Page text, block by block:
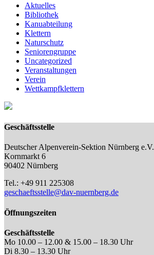
Aktuelles
Bibliothek
Kanuabteilung
Klettern
Naturschutz
Seniorengruppe
Uncategorized
Veranstaltungen
Verein
Wettkampfklettern
Geschäftsstelle
Deutscher Alpenverein-Sektion Nürnberg e.V.
Kornmarkt 6
90402 Nürnberg
Tel.: +49 911 225308
geschaeftsstelle@dav-nuernberg.de
Öffnungszeiten
Geschäftsstelle
Mo 10.00 – 12.00 & 15.00 – 18.30 Uhr
Di 8.30 – 13.30 Uhr